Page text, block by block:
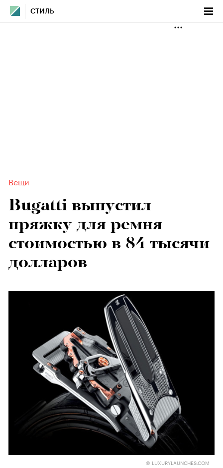
СТИЛЬ
Вещи
Bugatti выпустил
пряжку для ремня
стоимостью в 84 тысячи
долларов
© LUXURYLAUNCHES.COM